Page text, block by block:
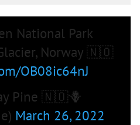
National Park
Norway 🇳🇴
OB08ic64nJ
Pine 🇳🇴🪻
March 26, 2022